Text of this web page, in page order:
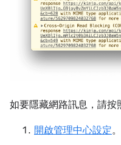
如要隱藏網路訊息，請按
開啟管理中心設定。